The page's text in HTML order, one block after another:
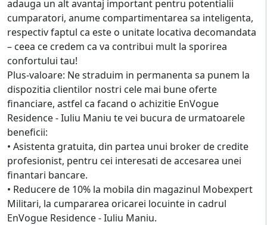
adauga un alt avantaj important pentru potentialii
cumparatori, anume compartimentarea sa inteligenta,
respectiv faptul ca este o unitate locativa decomandata
– ceea ce credem ca va contribui mult la sporirea
confortului tau!
Plus-valoare: Ne straduim in permanenta sa punem la
dispozitia clientilor nostri cele mai bune oferte
financiare, astfel ca facand o achizitie EnVogue
Residence - Iuliu Maniu te vei bucura de urmatoarele
beneficii:
• Asistenta gratuita, din partea unui broker de credite
profesionist, pentru cei interesati de accesarea unei
finantari bancare.
• Reducere de 10% la mobila din magazinul Mobexpert
Militari, la cumpararea oricarei locuinte in cadrul
EnVogue Residence - Iuliu Maniu.